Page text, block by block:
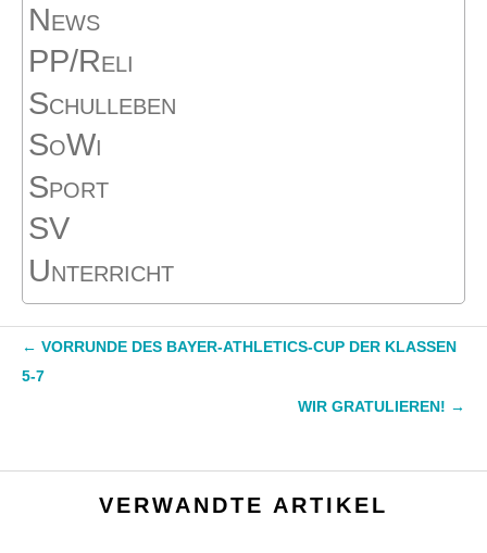
News
PP/Reli
Schulleben
SoWi
Sport
SV
Unterricht
← VORRUNDE DES BAYER-ATHLETICS-CUP DER KLASSEN
5-7
WIR GRATULIEREN! →
VERWANDTE ARTIKEL